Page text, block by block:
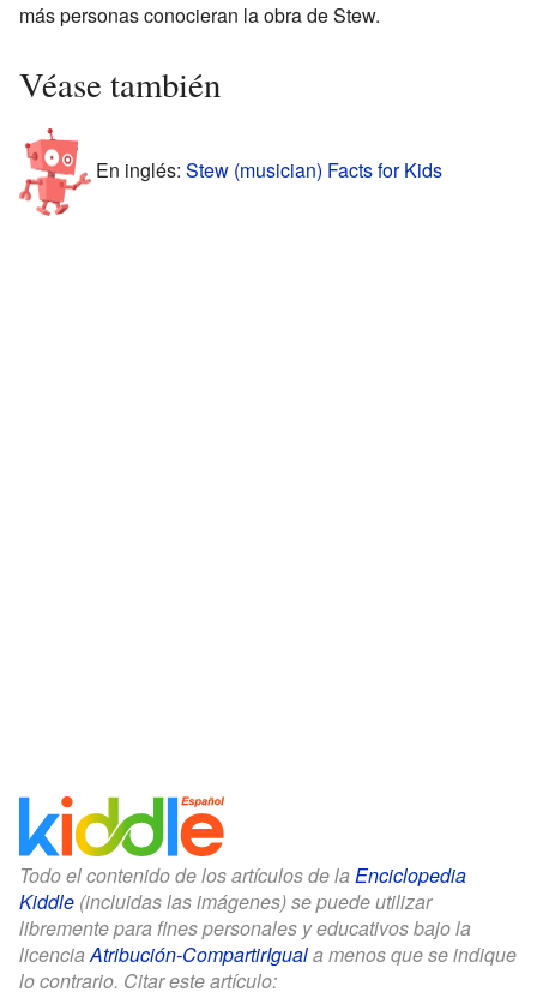
más personas conocieran la obra de Stew.
Véase también
En inglés: Stew (musician) Facts for Kids
Todo el contenido de los artículos de la Enciclopedia
Kiddle (incluidas las imágenes) se puede utilizar
libremente para fines personales y educativos bajo la
licenciaAtribución-CompartirIguala menos que se indique
lo contrario. Citar este artículo: